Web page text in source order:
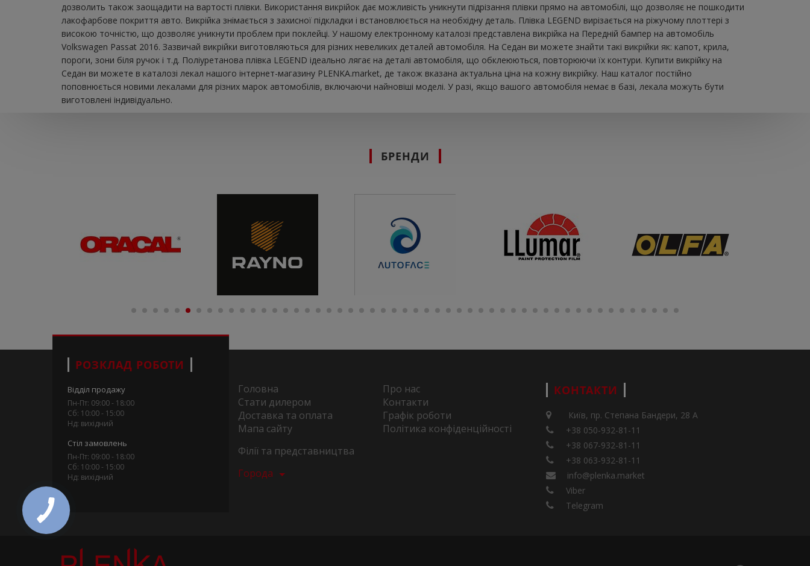
дозволить також заощадити на вартості плівки. Використання викрійок дає можливість уникнути підрізання плівки прямо на автомобілі, що дозволяє не пошкодити
лакофарбове покриття авто. Викрійка знімається з захисної підкладки і встановлюється на необхідну деталь. Плівка LEGEND вирізається на ріжучому плоттері з
високою точністю, що дозволяє уникнути проблем при поклейці. У нашому електронному каталозі представлена ​​викрійка на Передній бампер на автомобіль
Volkswagen Passat 2016. Зазвичай викрійки виготовляються для різних невеликих деталей автомобіля. На Седан ви можете знайти такі викрійки як: капот, крила,
пороги, зони біля ручок і т.д. Поліуретанова плівка LEGEND ідеально лягає на деталі автомобіля, що обклеюються, повторюючи їх контури. Купити викрійку на
Седан ви можете в каталозі лекал нашого інтернет-магазину PLENKA.market, де також вказана актуальна ціна на кожну викрійку. Наш каталог постійно
поповнюється новими лекалами для різних марок автомобілів, включаючи найновіші моделі. У разі, якщо вашого автомобіля немає в базі, лекала можуть бути
виготовлені індивідуально.
БРЕНДИ
РОЗКЛАД РОБОТИ
Відділ продажу
Пн-Пт: 09:00 - 18:00
Сб: 10:00 - 15:00
Нд: вихідний
Стіл замовлень
Пн-Пт: 09:00 - 18:00
Сб: 10:00 - 15:00
Нд: вихідний
Головна
Про нас
Стати дилером
Контакти
Доставка та оплата
Графік роботи
Мапа сайту
Політика конфіденційності
Філії та представництва
Города
КОНТАКТИ
Київ, пр. Степана Бандери, 28 А
+38 050-932-81-11
+38 067-932-81-11
+38 063-932-81-11
info@plenka.market
Viber
Telegram